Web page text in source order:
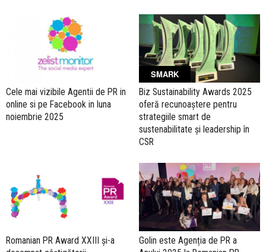
Cele mai vizibile Agentii de PR in
online si pe Facebook in luna
noiembrie 2025
SMARK
Biz Sustainability Awards 2025
oferă recunoaștere pentru
strategiile smart de
sustenabilitate și leadership în
CSR
Romanian PR Award XXIII și-a
Golin este Agenția de PR a